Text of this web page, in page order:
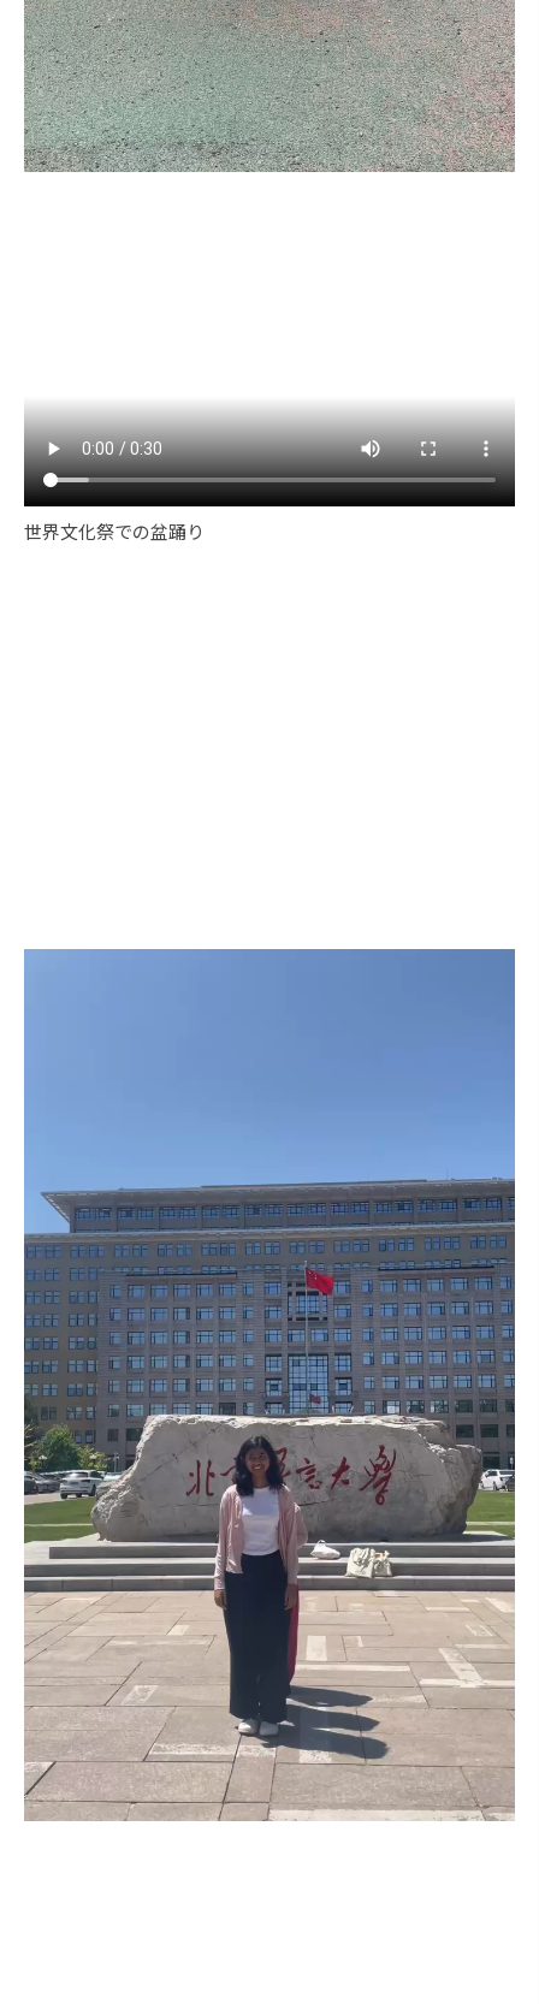
世界文化祭での盆踊り